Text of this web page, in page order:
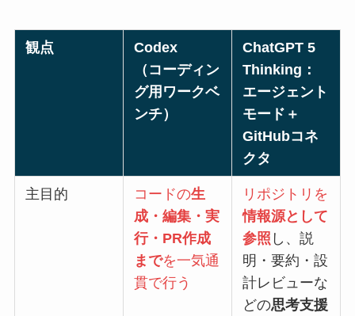
観点
Codex
（コーディン
グ用ワークベ
ンチ）
ChatGPT 5
Thinking：
エージェント
モード＋
GitHubコネ
クタ
主目的 コードの生
成・編集・実
行・PR作成
までを一気通
貫で行う
リポジトリを
情報源として
参照 し、説
明・要約・設
計レビューな
どの思考支援